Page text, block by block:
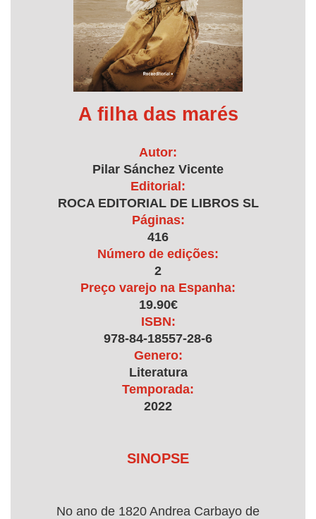
A filha das marés
Autor:
Pilar Sánchez Vicente
Editorial:
ROCA EDITORIAL DE LIBROS SL
Páginas:
416
Número de edições:
2
Preço varejo na Espanha:
19.90€
ISBN:
978-84-18557-28-6
Genero:
Literatura
Temporada:
2022
SINOPSE
No ano de 1820 Andrea Carbayo de